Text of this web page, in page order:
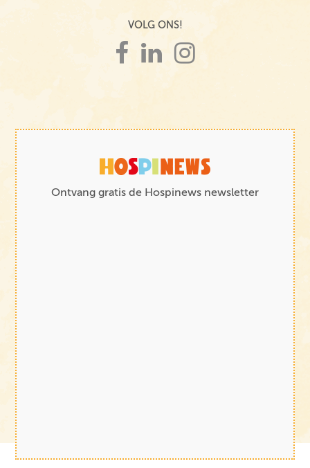
VOLG ONS!
Ontvang gratis de Hospinews newsletter